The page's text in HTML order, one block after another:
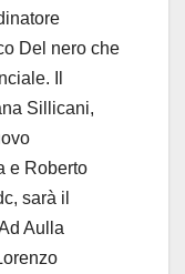
Del nero che
Il
Sillicani,
e Roberto
sarà il
Aulla